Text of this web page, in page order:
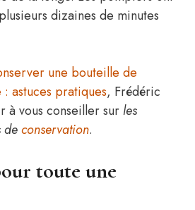
dizaines de minutes
une bouteille de
astuces pratiques, Frédéric
à vous conseiller sur les
deconservation.
toute une